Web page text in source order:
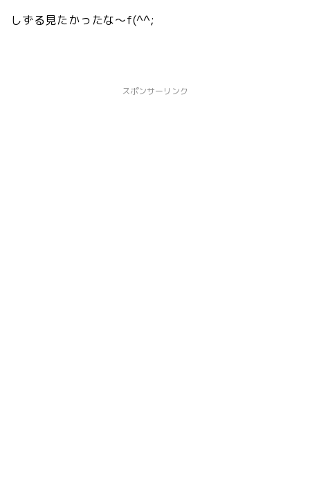
しずる見たかったな～f(^^;
スポンサーリンク